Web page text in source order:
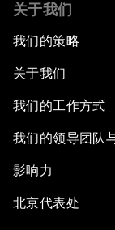
关于我们
我们的策略
关于我们
我们的工作方式
我们的领导团队
影响力
北京代表处